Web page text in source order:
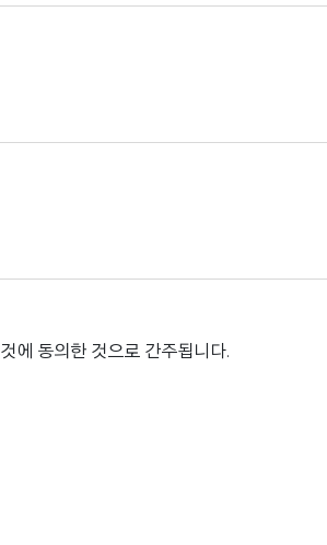
에 동의한 것으로 간주됩니다.